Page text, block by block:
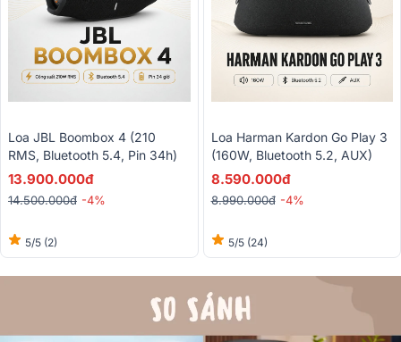
Loa JBL Boombox 4 (210
RMS, Bluetooth 5.4, Pin 34h)
13.900.000đ
14.500.000đ -4%
5/5 (2)
Loa Harman Kardon Go Play 3
(160W, Bluetooth 5.2, AUX)
8.590.000đ
8.990.000đ -4%
5/5 (24)